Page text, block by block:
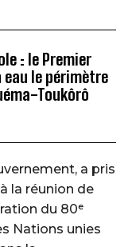
: le Premier
le périmètre
Toukôrô
a pris
la réunion de
du 80ᵉ
Nations unies